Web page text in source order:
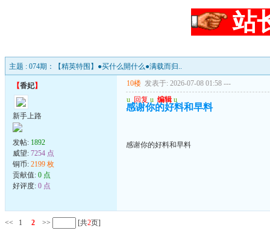
站
主题 : 074期：【精英特围】●买什么開什么●满载而归..
【香妃】
新手上路
发帖: 1892
威望: 7254 点
铜币: 2199 枚
贡献值: 0 点
好评度: 0 点
10楼 发表于: 2026-07-08 01:58 ---
u 回复 u 编辑 u
感谢你的好料和早料
感谢你的好料和早料
<< 1 2 >> [共2页]